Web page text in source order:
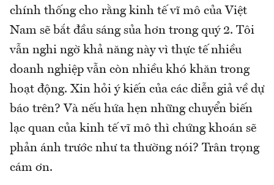
chính thống cho rằng kinh tế vĩ mô của Việt
Nam sẽ bắt đầu sáng sủa hơn trong quý 2. Tôi
vẫn nghi ngờ khả năng này vì thực tế nhiều
doanh nghiệp vẫn còn nhiều khó khăn trong
hoạt động. Xin hỏi ý kiến của các diễn giả về dự
báo trên? Và nếu hứa hẹn những chuyển biến
lạc quan của kinh tế vĩ mô thì chứng khoán sẽ
phản ánh trước như ta thường nói? Trân trọng
cám ơn.